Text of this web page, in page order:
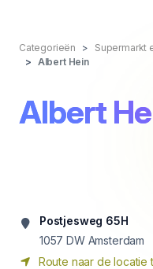
Categorieën Supermarkt
Albert Hein
Albert
Postjesweg 65H
1057 DW Amsterdam
Route naar de locatie